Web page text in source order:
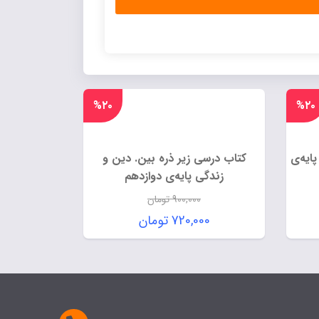
%۲۰
کتاب درسی زیر ذره بین. دین و
زندگی پایه‌ی دوازدهم
900,000تومان
قیمت
اصلی:
بود.
720,000تومان
قیمت
720,000 تومان.
%۲۰